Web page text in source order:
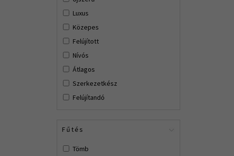
Luxus
Közepes
Felújított
Nívós
Átlagos
Szerkezetkész
Felújítandó
Fűtés
Tömb